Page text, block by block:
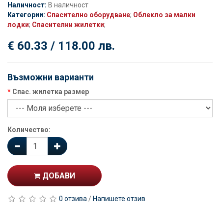
Наличност: В наличност
Категории: Спасително оборудване; Облекло за малки
лодки; Спасителни жилетки;
€ 60.33 / 118.00 лв.
Възможни варианти
Спас. жилетка размер
Количество:
ДОБАВИ
0 отзива / Напишете отзив